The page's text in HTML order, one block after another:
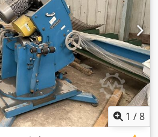
[mm] : 2500 - Diamètre
: 360 - Diamètre des rouleaux
de transport : 7800 mm
x l x H) - Poids de transport [kg] :
transport [unités] : 1
: Le prix indiqué est hors TVA
matière de TVA : TVA
Livraison et reprise
pour tout matériel industriel 1 /8